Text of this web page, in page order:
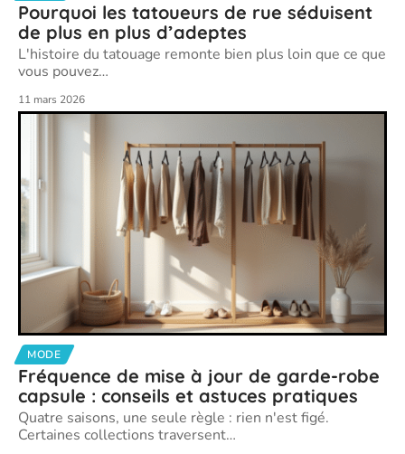
Pourquoi les tatoueurs de rue séduisent
de plus en plus d’adeptes
L'histoire du tatouage remonte bien plus loin que ce que
vous pouvez…
11 mars 2026
MODE
Fréquence de mise à jour de garde-robe
capsule : conseils et astuces pratiques
Quatre saisons, une seule règle : rien n'est figé.
Certaines collections traversent…